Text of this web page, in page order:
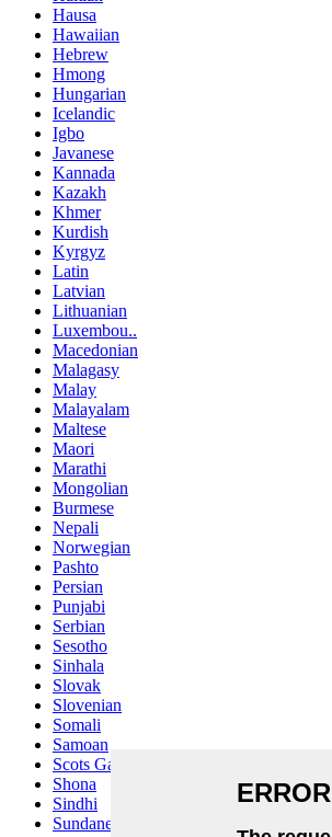
Hausa
Hawaiian
Hebrew
Hmong
Hungarian
Icelandic
Igbo
Javanese
Kannada
Kazakh
Khmer
Kurdish
Kyrgyz
Latin
Latvian
Lithuanian
Luxembou..
Macedonian
Malagasy
Malay
Malayalam
Maltese
Maori
Marathi
Mongolian
Burmese
Nepali
Norwegian
Pashto
Persian
Punjabi
Serbian
Sesotho
Sinhala
Slovak
Slovenian
Somali
Samoan
Scots Gaelic
Shona
Sindhi
Sundanese